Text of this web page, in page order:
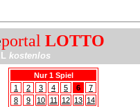
portal LOTTO
kostenlos
Nur 1 Spiel
1
2 3 4 5 6
7
8
9 10 11 12 13 14